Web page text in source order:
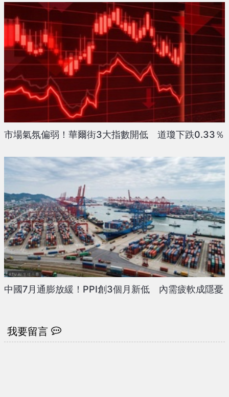
市場氣氛偏弱！華爾街3大指數開低 道瓊下跌0.33％
中國7月通膨放緩！PPI創3個月新低 內需疲軟成隱憂
我要留言